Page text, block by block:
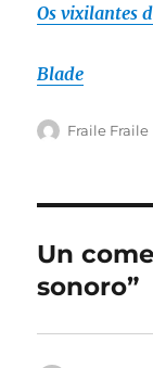
Os vixilantes
Blade
Autor
Fraile Fraile
Un
sonoro”